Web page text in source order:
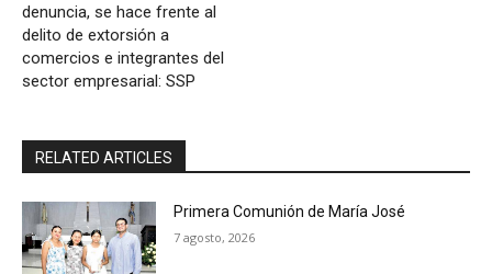
denuncia, se hace frente al
delito de extorsión a
comercios e integrantes del
sector empresarial: SSP
RELATED ARTICLES
Primera Comunión de María José
7 agosto, 2026